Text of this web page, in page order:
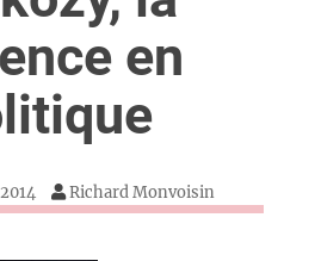
en
Richard Monvoisin